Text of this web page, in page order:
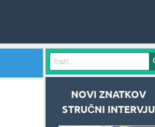
NOVI ZNATKOV
STRUČNI INTERVJU